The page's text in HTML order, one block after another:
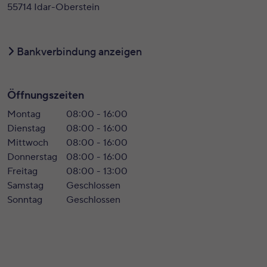
55714 Idar-Oberstein
Bankverbindung anzeigen
Öffnungszeiten
Montag
08:00 - 16:00
Dienstag
08:00 - 16:00
Mittwoch
08:00 - 16:00
Donnerstag
08:00 - 16:00
Freitag
08:00 - 13:00
Samstag
Geschlossen
Sonntag
Geschlossen